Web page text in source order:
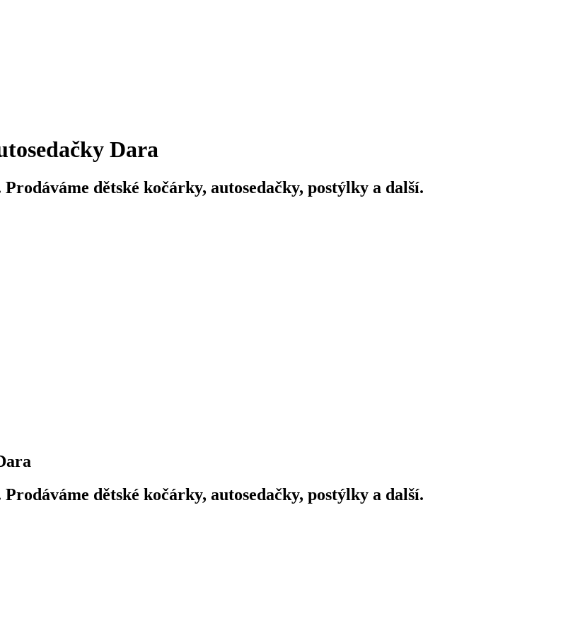
Dara
dětské kočárky, autosedačky, postýlky a další.
dětské kočárky, autosedačky, postýlky a další.